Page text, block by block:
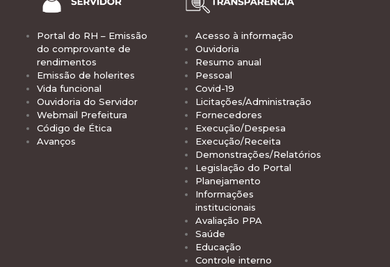
Portal do RH – Emissão
do comprovante de
rendimentos
Emissão de holerites
Vida funcional
Ouvidoria do Servidor
Webmail Prefeitura
Código de Ética
Avanços
Acesso à informação
Ouvidoria
Resumo anual
Pessoal
Covid-19
Licitações/Administração
Fornecedores
Execução/Despesa
Execução/Receita
Demonstrações/Relatórios
Legislação do Portal
Planejamento
Informações
institucionais
Avaliação PPA
Saúde
Educação
Controle interno